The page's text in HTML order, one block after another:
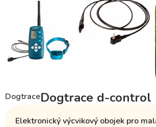
DogtraceDogtrace d-control
Elektronický výcvikový obojek pro